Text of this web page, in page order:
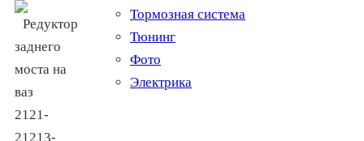
Тормозная система
Тюнинг
Фото
Электрика